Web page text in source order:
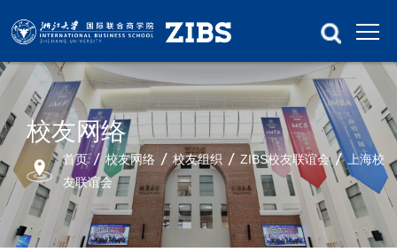
校友网络
首页 校友网络 校友组织 ZIBS校友联谊会
上海校
友联谊会